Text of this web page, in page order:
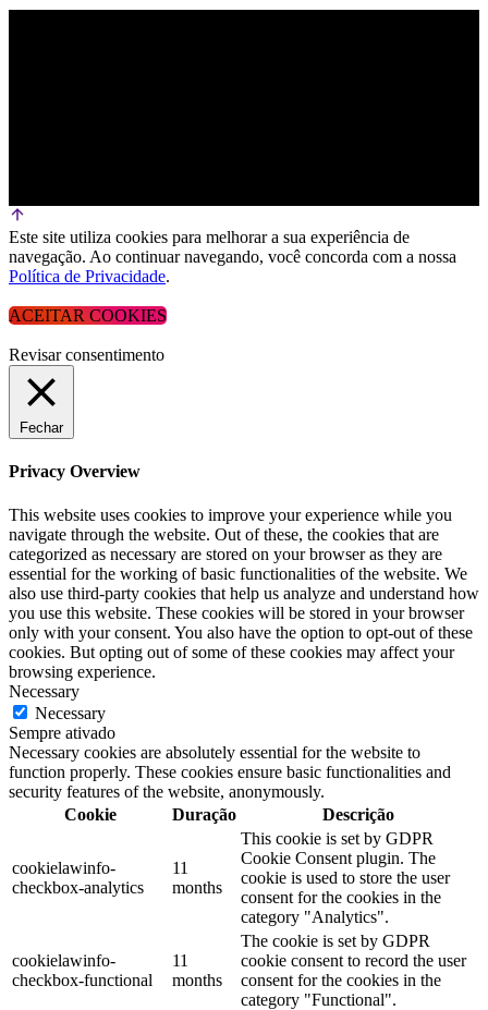
Este site utiliza cookies para melhorar a sua experiência de
navegação. Ao continuar navegando, você concorda com a nossa
Política de Privacidade.
ACEITAR COOKIES
Revisar consentimento
Fechar
Privacy Overview
This website uses cookies to improve your experience while you
navigate through the website. Out of these, the cookies that are
categorized as necessary are stored on your browser as they are
essential for the working of basic functionalities of the website. We
also use third-party cookies that help us analyze and understand how
you use this website. These cookies will be stored in your browser
only with your consent. You also have the option to opt-out of these
cookies. But opting out of some of these cookies may affect your
browsing experience.
Necessary
Necessary
Sempre ativado
Necessary cookies are absolutely essential for the website to
function properly. These cookies ensure basic functionalities and
security features of the website, anonymously.
Cookie
Duração Descrição
cookielawinfo-
checkbox-analytics
11
months
This cookie is set by GDPR
Cookie Consent plugin. The
cookie is used to store the user
consent for the cookies in the
category "Analytics".
cookielawinfo-
checkbox-functional
11
months
The cookie is set by GDPR
cookie consent to record the user
consent for the cookies in the
category "Functional".